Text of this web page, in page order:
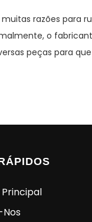
razões para
o
peças para
Principal